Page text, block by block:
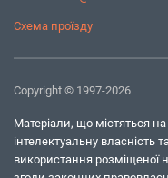
Схема проїзду
Copyright © 1997-2026
Матеріали, що містяться
інтелектуальну власність
використання розміщеної